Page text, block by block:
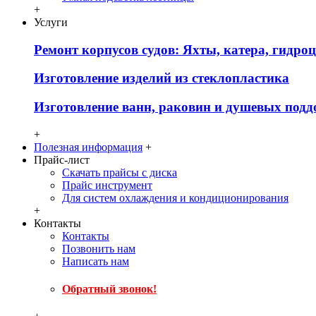
+
Услуги
Ремонт корпусов судов: Яхты, катера,
Изготовление изделий из стеклопластика
Изготовление ванн, раковин и душевых
+
Полезная информация +
Прайс-лист
Скачать прайсы с диска
Прайс инструмент
Для систем охлаждения и кондиционирования
+
Контакты
Контакты
Позвонить нам
Написать нам
Обратный звонок!